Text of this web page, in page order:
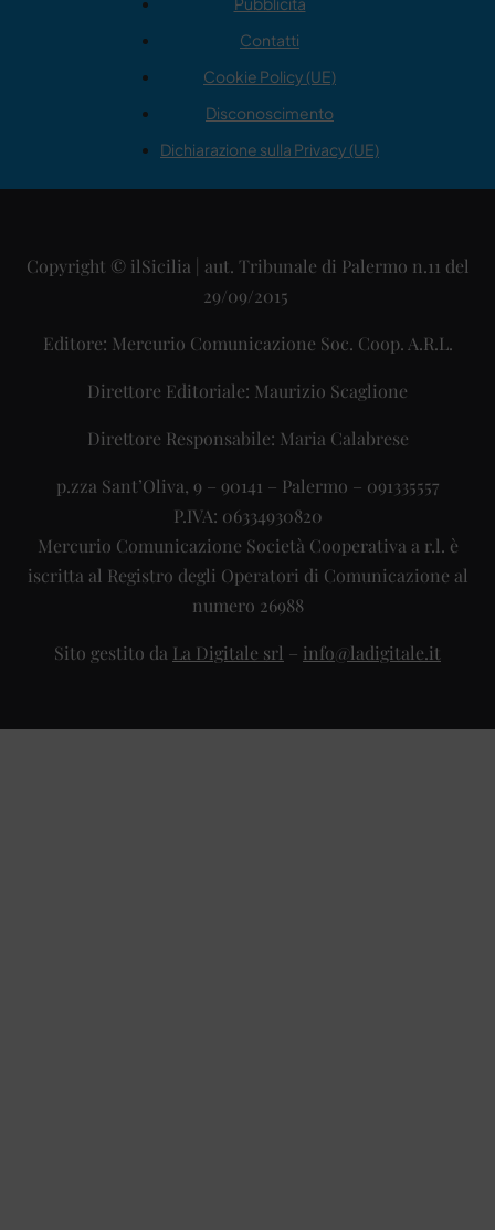
Contatti
Cookie Policy (UE)
Disconoscimento
Dichiarazione sulla Privacy (UE)
Copyright © ilSicilia | aut. Tribunale di Palermo n.11 del
29/09/2015
Editore: Mercurio Comunicazione Soc. Coop. A.R.L.
Direttore Editoriale: Maurizio Scaglione
Direttore Responsabile: Maria Calabrese
p.zza Sant’Oliva, 9 – 90141 – Palermo – 091335557
P.IVA: 06334930820
Mercurio Comunicazione Società Cooperativa a r.l. è
iscritta al Registro degli Operatori di Comunicazione al
numero 26988
Sito gestito da La Digitale srl – info@ladigitale.it